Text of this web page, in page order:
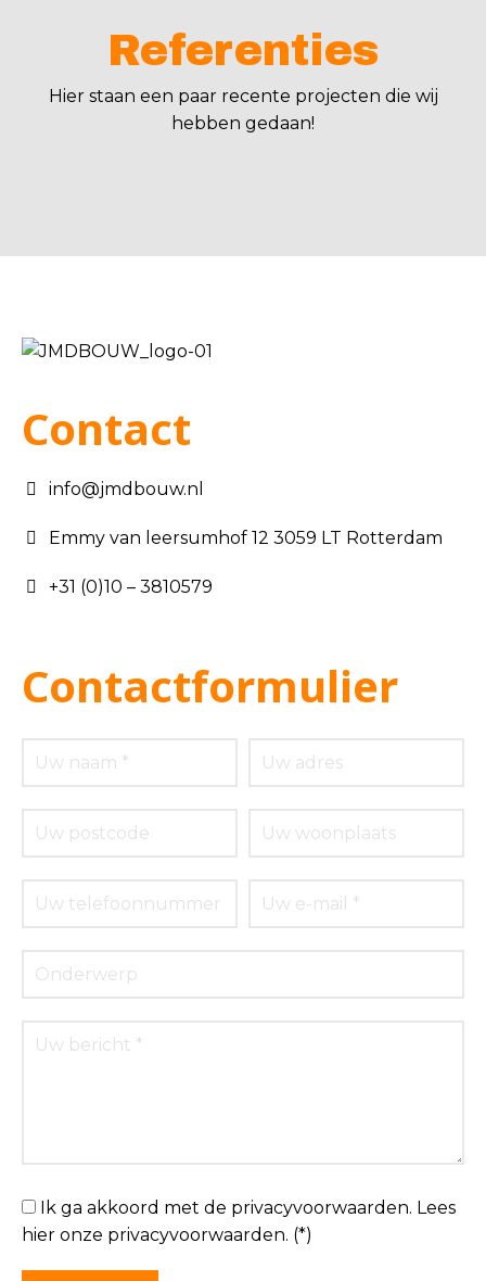
Referenties
Hier staan een paar recente projecten die wij
hebben gedaan!
Contact
info@jmdbouw.nl
Emmy van leersumhof 12 3059 LT Rotterdam
+31 (0)10 – 3810579
Contactformulier
Ik ga akkoord met de privacyvoorwaarden. Lees
hier onze privacyvoorwaarden. (*)